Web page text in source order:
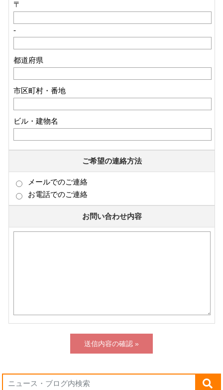
〒
-
都道府県
市区町村・番地
ビル・建物名
ご希望の連絡方法
メールでのご連絡
お電話でのご連絡
お問い合わせ内容